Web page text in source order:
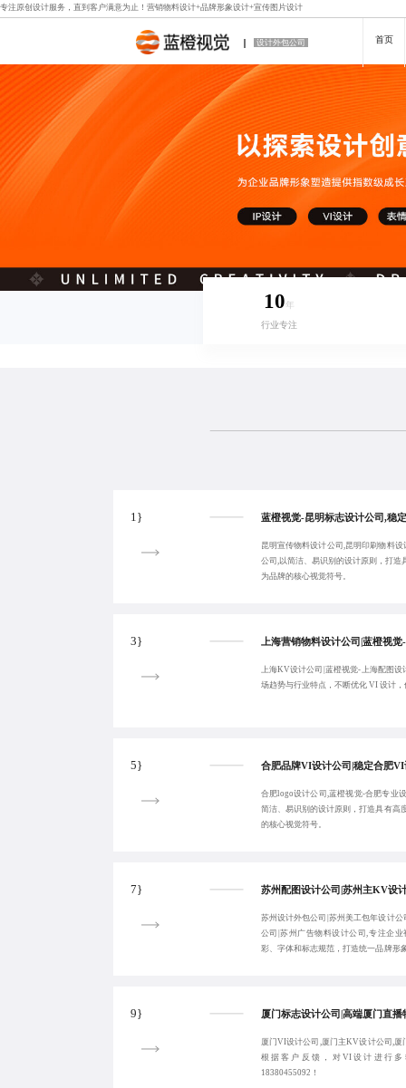
专注原创设计服务，直到客户满意为止！ 营销物料设计+品牌形象设计+宣传图片设计
设计外包公司 首页
10年
行业专注
1}
昆明宣传物料设计公司,昆明印刷物料
公司,以简洁、易识别的设计原则，打造
为品牌的核心视觉符号。
3}
上海KV设计公司|蓝橙视觉-上海配图
场趋势与行业特点，不断优化 VI 设计
5}
合肥logo设计公司,蓝橙视觉-合肥专业
简洁、易识别的设计原则，打造具有高
的核心视觉符号。
7}
苏州设计外包公司|苏州美工包年设计
公司|苏州广告物料设计公司,专注企
彩、字体和标志规范，打造统一品牌形
9}
厦门VI设计公司,厦门主KV设计公司,厦
根据客户反馈，对VI设计进行
18380455092！